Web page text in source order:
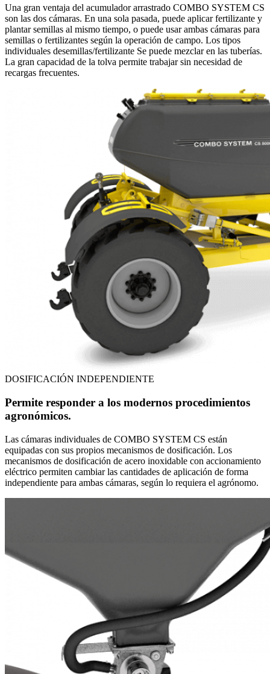
Una gran ventaja del acumulador arrastrado COMBO SYSTEM CS
son las dos cámaras. En una sola pasada, puede aplicar fertilizante y
plantar semillas al mismo tiempo, o puede usar ambas cámaras para
semillas o fertilizantes según la operación de campo. Los tipos
individuales desemillas/fertilizante Se puede mezclar en las tuberías.
La gran capacidad de la tolva permite trabajar sin necesidad de
recargas frecuentes.
DOSIFICACIÓN INDEPENDIENTE
Permite responder a los modernos procedimientos
agronómicos.
Las cámaras individuales de COMBO SYSTEM CS están
equipadas con sus propios mecanismos de dosificación. Los
mecanismos de dosificación de acero inoxidable con accionamiento
eléctrico permiten cambiar las cantidades de aplicación de forma
independiente para ambas cámaras, según lo requiera el agrónomo.